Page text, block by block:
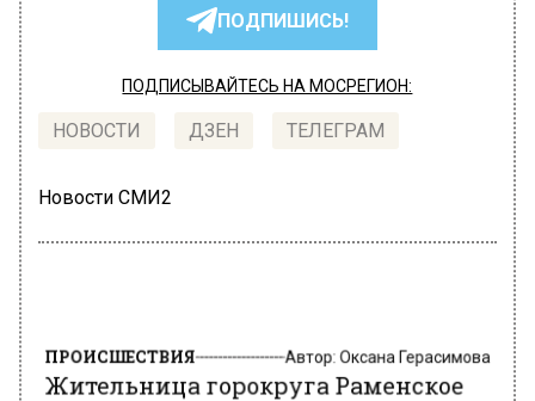
ПОДПИШИСЬ!
ПОДПИСЫВАЙТЕСЬ НА МОСРЕГИОН:
НОВОСТИ ДЗЕН ТЕЛЕГРАМ
Новости СМИ2
Жительница горокруга Раменское
заключена под стражу за убийство